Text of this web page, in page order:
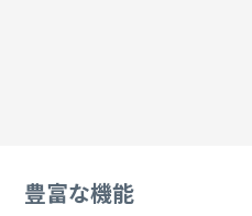
豊富な機能